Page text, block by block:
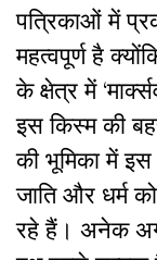
पत्रिकाओं में
महत्वपूर्ण है
के क्षेत्र में ‘
इस किस्म की
की भूमिका में
जाति और धर्म
रहे हैं। अनेक